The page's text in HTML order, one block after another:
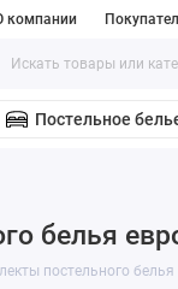
компании
Постельное
белья
постельного белья